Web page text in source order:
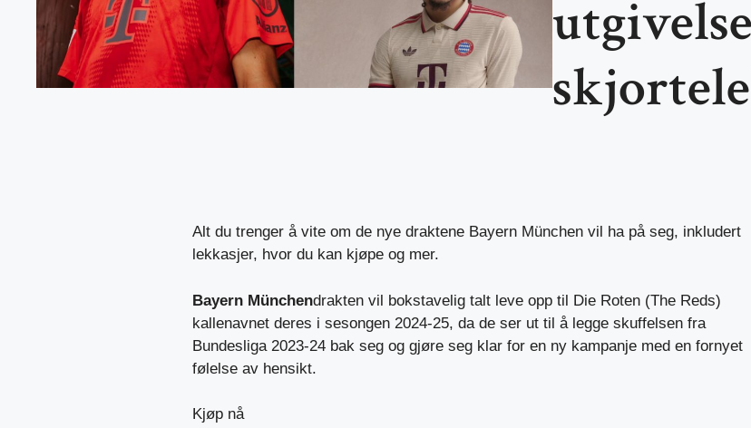
Alt du trenger å vite om de nye draktene Bayern München vil ha på seg, inkludert
lekkasjer, hvor du kan kjøpe og mer.
Bayern Münchendrakten vil bokstavelig talt leve opp til Die Roten (The Reds)
kallenavnet deres i sesongen 2024-25, da de ser ut til å legge skuffelsen fra
Bundesliga 2023-24 bak seg og gjøre seg klar for en ny kampanje med en fornyet
følelse av hensikt.
Kjøp nå